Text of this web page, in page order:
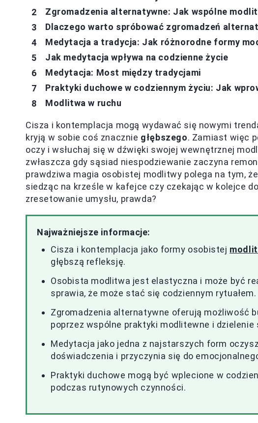
Zgromadzenia alternatywne: Jak wspólne
Dlaczego warto spróbować zgromadzeń
Medytacja a tradycja: Jak różnorodne formy
Jak medytacja wpływa na codzienne życie
Medytacja: Most między tradycjami
Praktyki duchowe w codziennym życiu: Jak
Modlitwa w ruchu
Cisza i kontemplacja mogą wydawać się nowymi
kryją w sobie coś znacznie głębszego. Zamiast więc
oczy i wsłuchaj się w dźwięki swojej wewnętrznej
zwłaszcza gdy sąsiad niespodziewanie zaczyna
prawdziwa magia osobistej modlitwy polega na tym,
siedząc na krześle w kafejce czy czekając w kolejce
zresetowanie umysłu, prawda?
Najważniejsze informacje:
Cisza i kontemplacja jako formy osobistej
głębszą refleksję.
Osobista modlitwa jest elastyczna i może być
sprawia, że może stać się codziennym rytuałem.
Zgromadzenia alternatywne oferują możliwość
poprzez wspólne praktyki modlitewne i dzielenie
Medytacja jako jedna z najstarszych form
doświadczenia i przyczynia się do
Praktyki duchowe mogą być wplecione w
podczas rutynowych czynności.